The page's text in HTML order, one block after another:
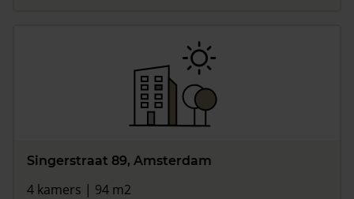
Singerstraat 89, Amsterdam
4 kamers | 94 m2